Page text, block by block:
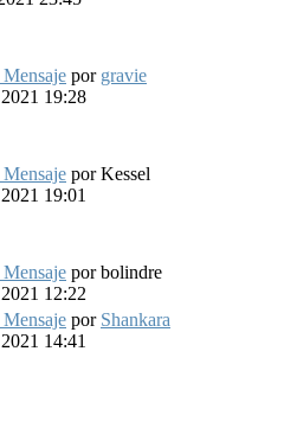
por gravie
19:28
porKessel
19:01
porbolindre
12:22
por Shankara
14:41